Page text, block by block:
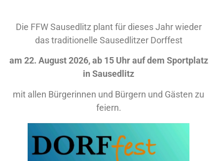
Die FFW Sausedlitz plant für dieses Jahr wieder
das traditionelle Sausedlitzer Dorffest
am 22. August 2026, ab 15 Uhr auf dem Sportplatz
in Sausedlitz
mit allen Bürgerinnen und Bürgern und Gästen zu
feiern.